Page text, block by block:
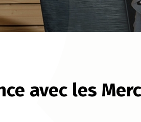
avec les